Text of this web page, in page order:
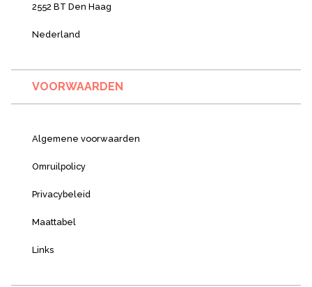
2552 BT Den Haag
Nederland
VOORWAARDEN
Algemene voorwaarden
Omruilpolicy
Privacybeleid
Maattabel
Links